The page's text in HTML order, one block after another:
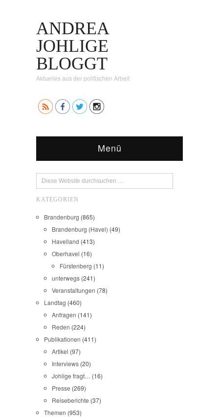
ANDREA
JOHLIGE
BLOGGT
Aktuelles aus der politischen Arbeit
Menü
KATEGORIEN
Brandenburg (865)
Brandenburg (Havel) (49)
Havelland (413)
Oberhavel (16)
Fürstenberg (11)
unterwegs (241)
Veranstaltungen (78)
Landtag (460)
Anfragen (141)
Reden (224)
Publikationen (411)
Artikel (97)
Interviews (20)
Johlige fragt… (16)
Presse (269)
Reiseberichte (37)
Themen (953)